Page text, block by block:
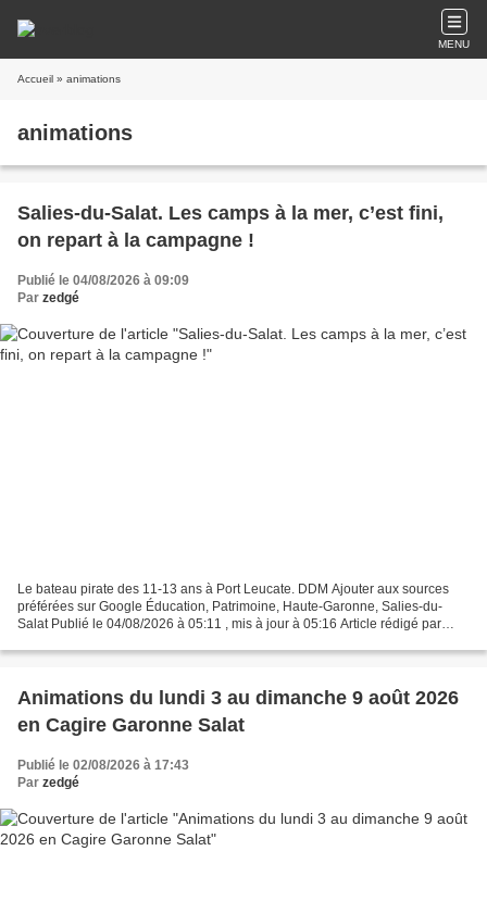
MENU
Accueil » animations
animations
Salies-du-Salat. Les camps à la mer, c’est fini,
on repart à la campagne !
Publié le 04/08/2026 à 09:09
Par zedgé
Le bateau pirate des 11-13 ans à Port Leucate. DDM Ajouter aux sources
préférées sur Google Éducation, Patrimoine, Haute-Garonne, Salies-du-
Salat Publié le 04/08/2026 à 05:11 , mis à jour à 05:16 Article rédigé par
Animations du lundi 3 au dimanche 9 août 2026
en Cagire Garonne Salat
Publié le 02/08/2026 à 17:43
Par zedgé